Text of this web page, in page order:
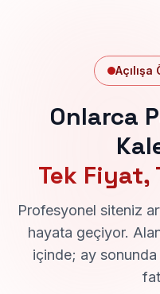
Onlarca
Tek Fiyat,
Profesyonel siteniz
hayata geçiyor.
içinde; ay sonunda